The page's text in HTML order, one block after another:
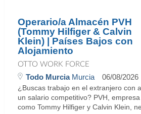
Operario/a Almacén PVH
(Tommy Hilfiger & Calvin
Klein) | Países Bajos con
Alojamiento
OTTO WORK FORCE
Todo MurciaMurcia 06/08/2026
¿Buscas trabajo en el extranjero con
un salario competitivo? PVH,
como Tommy Hilfiger y Calvin Klein,